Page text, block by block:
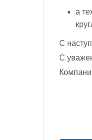
а
С
С